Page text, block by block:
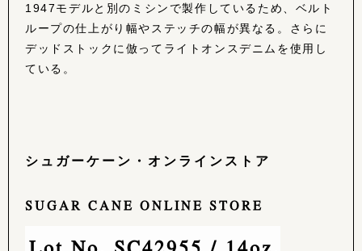
1947モデルと別のミシンで製作しているため、ベルト
ループの仕上がり幅やステッチの幅が異なる。さらに
デッドストックに倣ってライトオンスデニムを使用し
ている。
シュガーケーン・オンラインストア
SUGAR CANE ONLINE STORE